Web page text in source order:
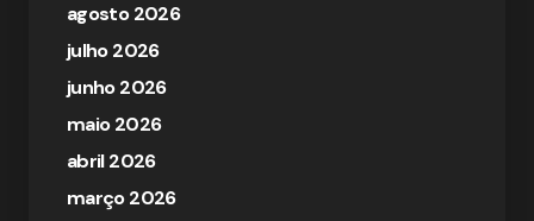
agosto 2026
julho 2026
junho 2026
maio 2026
abril 2026
março 2026